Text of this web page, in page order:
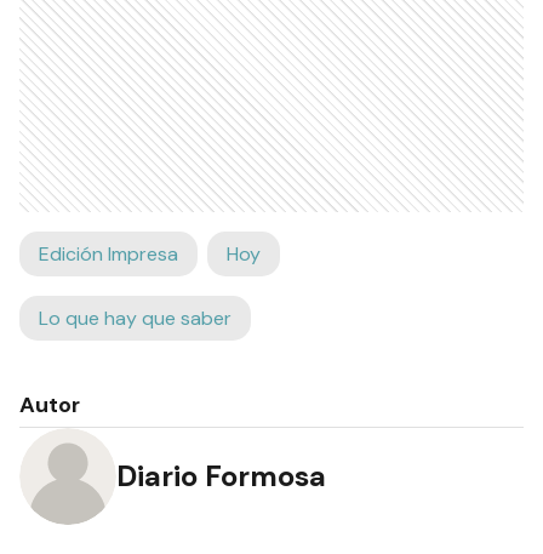
Edición Impresa Hoy
Lo que hay que saber
Autor
Diario Formosa